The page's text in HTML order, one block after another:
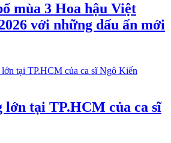
mùa 3 Hoa hậu Việt
với những dấu ấn mới
lớn tại TP.HCM của ca sĩ